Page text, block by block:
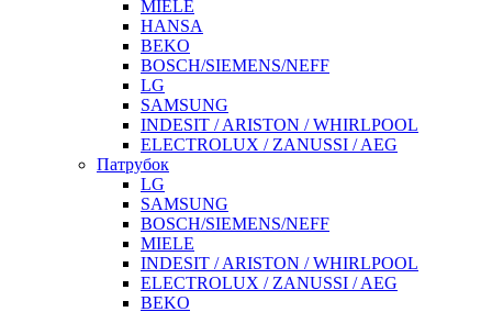
MIELE
HANSA
BEKO
BOSCH/SIEMENS/NEFF
LG
SAMSUNG
INDESIT / ARISTON / WHIRLPOOL
ELECTROLUX / ZANUSSI / AEG
Патрубок
LG
SAMSUNG
BOSCH/SIEMENS/NEFF
MIELE
INDESIT / ARISTON / WHIRLPOOL
ELECTROLUX / ZANUSSI / AEG
BEKO